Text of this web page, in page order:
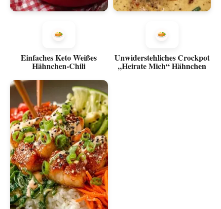
Einfaches Keto Weißes
Hähnchen-Chili
Unwiderstehliches Crockpot
„Heirate Mich“ Hähnchen